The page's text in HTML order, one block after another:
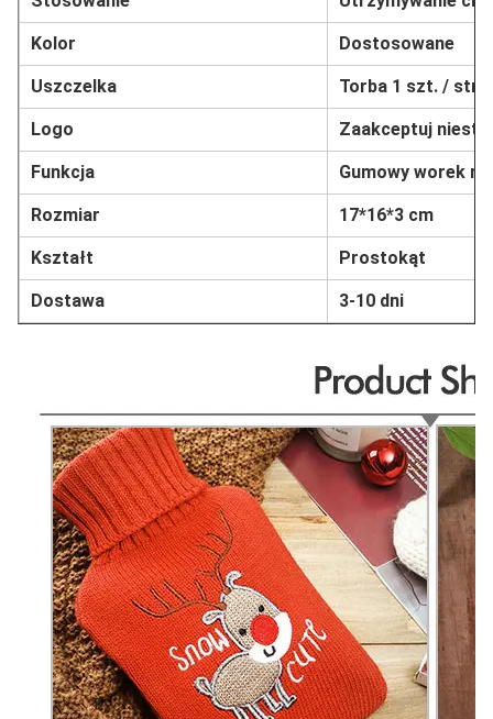
Kolor Dostosowane
Uszczelka Torba 1 szt. / str
Logo Zaakceptuj
Funkcja Gumowy worek
Rozmiar 17*16*3 cm
Kształt Prostokąt
Dostawa 3-10 dni